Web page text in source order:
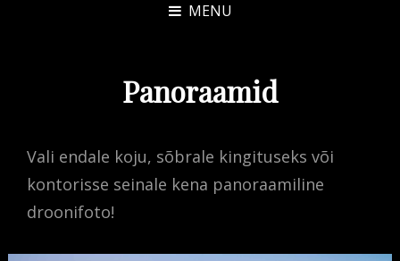
MENU
Panoraamid
Vali endale koju, sõbrale kingituseks või
kontorisse seinale kena panoraamiline
droonifoto!